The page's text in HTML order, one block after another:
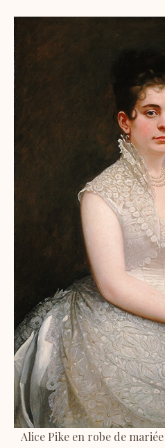
Alice Pike en robe de